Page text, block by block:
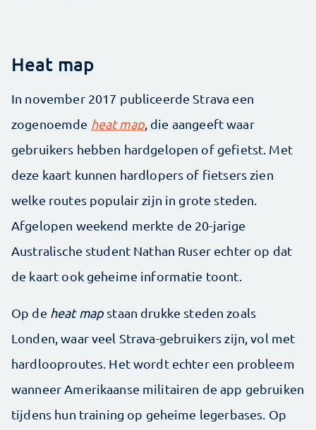
Heat map
In november 2017 publiceerde Strava een
zogenoemde heat map, die aangeeft waar
gebruikers hebben hardgelopen of gefietst. Met
deze kaart kunnen hardlopers of fietsers zien
welke routes populair zijn in grote steden.
Afgelopen weekend merkte de 20-jarige
Australische student Nathan Ruser echter op dat
de kaart ook geheime informatie toont.
Op de heat map staan drukke steden zoals
Londen, waar veel Strava-gebruikers zijn, vol met
hardlooproutes. Het wordt echter een probleem
wanneer Amerikaanse militairen de app gebruiken
tijdens hun training op geheime legerbases. Op